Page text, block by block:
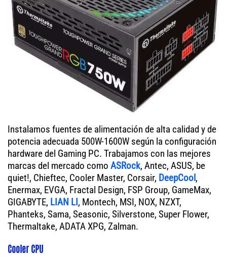
Instalamos fuentes de alimentación de alta calidad y de
potencia adecuada 500W-1600W según la configuración
hardware del Gaming PC. Trabajamos con las mejores
marcas del mercado como ASRock, Antec, ASUS, be
quiet!, Chieftec, Cooler Master, Corsair, DeepCool,
Enermax, EVGA, Fractal Design, FSP Group, GameMax,
GIGABYTE, LIAN LI, Montech, MSI, NOX, NZXT,
Phanteks, Sama, Seasonic, Silverstone, Super Flower,
Thermaltake, ADATA XPG, Zalman.
Cooler CPU